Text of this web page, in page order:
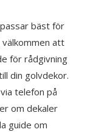
bäst för
att
för rådgivning
din golvdekor.
telefon på
om dekaler
guide om